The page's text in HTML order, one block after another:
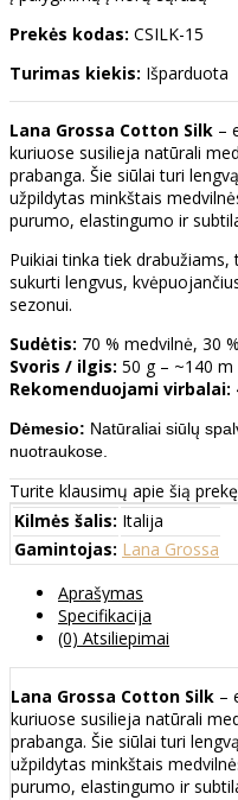
Prekės kodas: CSILK-15
Turimas kiekis: Išparduota
Lana Grossa Cotton Silk –
kuriuose susilieja natūrali
prabanga. Šie siūlai turi
užpildytas minkštais
purumo, elastingumo ir
Puikiai tinka tiek drabužiams,
sukurti lengvus,
sezonui.
Sudėtis: 70 % medvilnė, 30
Svoris / ilgis: 50 g – ~140 m
Rekomenduojami virbalai:
Dėmesio: Natūraliai siūlų
nuotraukose.
Turite klausimų apie šią
Kilmės šalis: Italija
Gamintojas: Lana Grossa
Aprašymas
Specifikacija
(0) Atsiliepimai
Lana Grossa Cotton Silk –
kuriuose susilieja natūrali
prabanga. Šie siūlai turi
užpildytas minkštais
purumo, elastingumo ir